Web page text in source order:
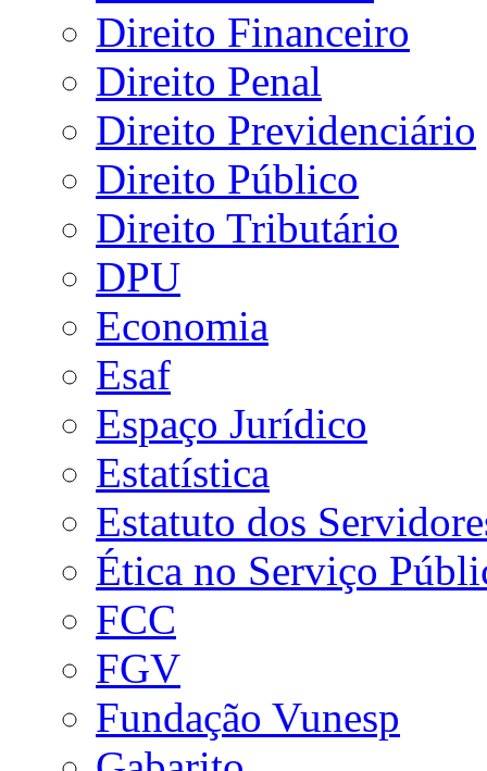
Direito Financeiro
Direito Penal
Direito Previdenciário
Direito Público
Direito Tributário
DPU
Economia
Esaf
Espaço Jurídico
Estatística
Estatuto dos
Ética no Serviço
FCC
FGV
Fundação Vunesp